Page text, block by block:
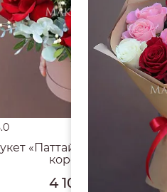
#5302
«Паттайя» в шляпной
коробке
4 100